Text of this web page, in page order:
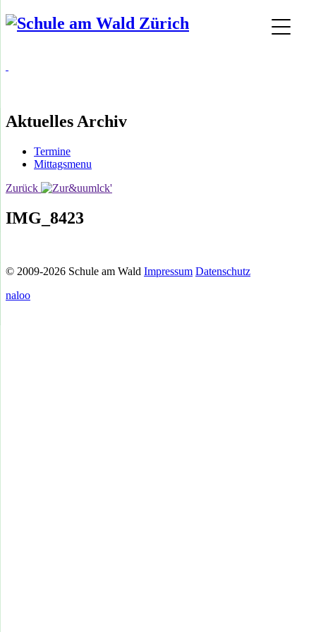
Aktuelles Archiv
Termine
Mittagsmenu
Zurück
IMG_8423
© 2009-2026 Schule am Wald Impressum Datenschutz
naloo